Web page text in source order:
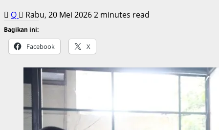
Q Rabu, 20 Mei 20262 minutes read
Bagikan ini:
Facebook X